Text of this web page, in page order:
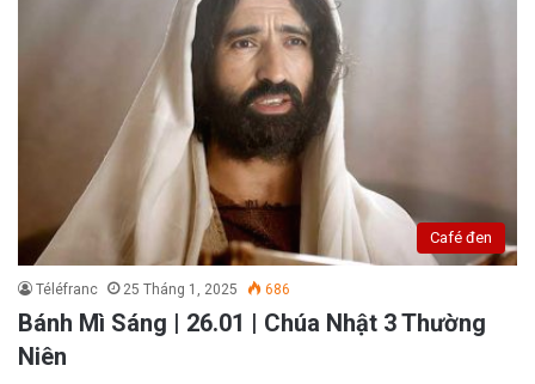
Café đen
Téléfranc 25 Tháng 1, 2025 686
Bánh Mì Sáng | 26.01 | Chúa Nhật 3 Thường
Niên